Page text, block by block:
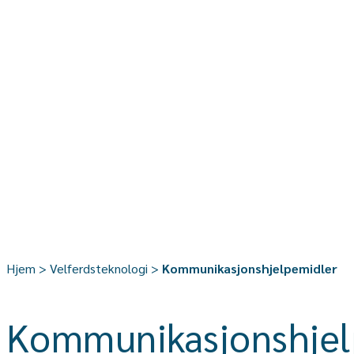
Hjem > Velferdsteknologi > ​Kommunikasjonshjelpemidler